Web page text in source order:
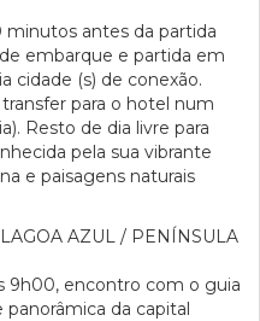
antes da partida
embarque e partida em
cidade (s) de conexão.
para o hotel num
Resto de dia livre para
pela sua vibrante
e paisagens naturais
AZUL / PENÍNSULA
9h00, encontro com o guia
da capital